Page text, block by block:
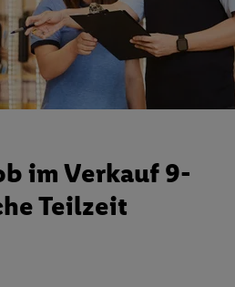
im Verkauf 9-
Teilzeit